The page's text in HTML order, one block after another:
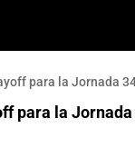
para la Jornada
para la Jornada